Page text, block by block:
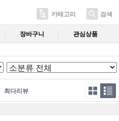
카테고리 검색
장바구니 관심상품
최다리뷰